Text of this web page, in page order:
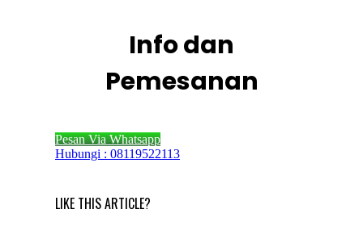
Info dan
Pemesanan
Pesan Via Whatsapp
Hubungi : 08119522113
LIKE THIS ARTICLE?